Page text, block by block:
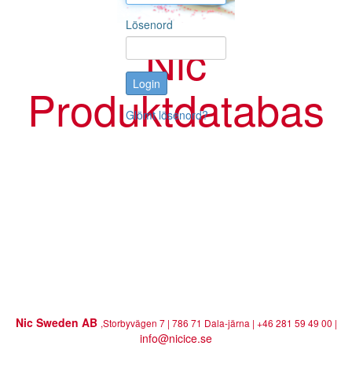
Nic
Produktdatabas
Lösenord
Glömt lösenord?
Nic Sweden AB ,Storbyvägen 7 | 786 71 Dala-järna | +46 281 59 49 00 |
info@nicice.se